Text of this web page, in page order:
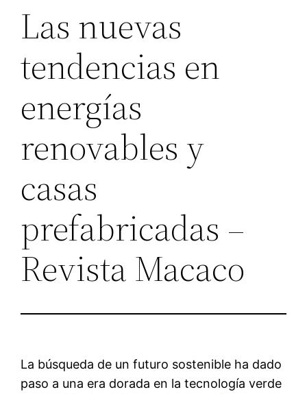
Las nuevas
tendencias en
energías
renovables y
casas
prefabricadas –
Revista Macaco
La búsqueda de un futuro sostenible ha dado
paso a una era dorada en la tecnología verde